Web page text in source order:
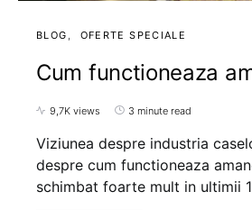
BLOG OFERTE SPECIALE
Cum functioneaza
9,7K views 3 minute read
Viziunea despre industria
despre cum functioneaza
schimbat foarte mult in ultimii